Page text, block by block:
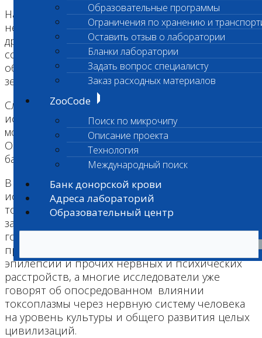
Образовательные программы
Ограничения по хранению и
Оставить отзыв о лаборатории
Бланки лаборатории
Задать вопрос специалисту
Заказ расходных материалов
ZooCode
Поиск по микрочипу
Описание проекта
Технология
Международный поиск
Банк донорской крови
Адреса лабораторий
Образовательный центр
На практике, токсоплазма передается человеку
не только, и не столько от кошек, сколько от
других животных, включая слюнявые «поцелуи»
собак, царапины грызунов, а также плохо
обработанное мясо животных, зараженную
землю на грядках, грязную воду и прочее.
Следует особо отметить, что, согласно
исследованиям, более четверти всего мяса
может быть инфицировано токсоплазмами.
Особенно часто выявляются токсоплазмы в
баранине и свинине, реже – в говядине.
В последнее полвека ведутся научные
исследования по изучению связи возбудителя
токсоплазмоза с нервными и психическими
заболеваниями человека. Последние результаты
говорят о способности паразита
провоцировать развитие шизофрении,
эпилепсии и прочих нервных и психических
расстройств, а многие исследователи уже
говорят об опосредованном влиянии
токсоплазмы через нервную систему человека
на уровень культуры и общего развития целых
цивилизаций.